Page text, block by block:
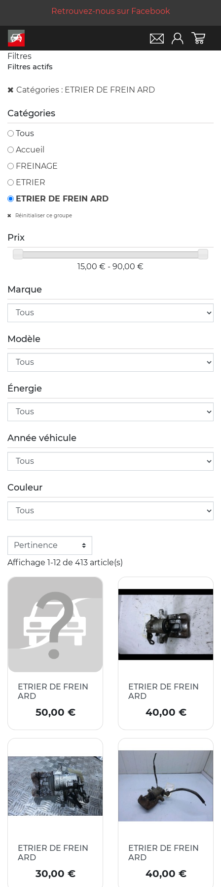
Retrouvez-nous sur Facebook
Filtres
Filtres actifs
Catégories : ETRIER DE FREIN ARD
Catégories
Tous
Accueil
FREINAGE
ETRIER
ETRIER DE FREIN ARD
Réinitialiser ce groupe
Prix
15,00 € - 90,00 €
Marque
Modèle
Énergie
Année véhicule
Couleur
Affichage 1-12 de 413 article(s)
ETRIER DE FREIN
ARD
Prix
50,00 €
ETRIER DE FREIN
ARD
Prix
40,00 €
ETRIER DE FREIN
ARD
Prix
30,00 €
ETRIER DE FREIN
ARD
Prix
40,00 €